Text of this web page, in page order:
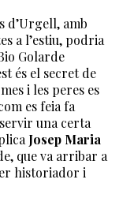
d’Urgell, amb
a l’estiu, podria
Golarde
és el secret de
i les peres es
es feia fa
una certa
Josep Maria
que va arribar a
historiador i